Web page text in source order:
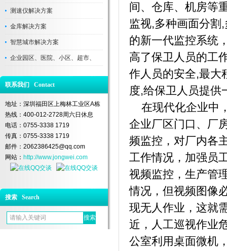
测速仪解决方案
金库解决方案
智慧城市解决方案
企业园区、医院、小区、超市、
联系我们 Contact
地址：深圳福田区上梅林工业区A栋
热线：400-012-2728周六日休息
电话：0755-3338 1719
传真：0755-3338 1719
邮件：2062386425@qq.com
网站： http://www.jongwei.com
搜索 Search
间、仓库、机房等
监视,多种画面分割
的新一代监控系统
高了保卫人员的工
作人员的安全,最大
度,给保卫人员提供
在现代化企业中
企业厂区门口、厂
频监控，对厂内各
工作情况，加强员
视频监控，生产管
情况，但视频图像
现无人作业，这就
近，人工巡视作业
公室利用桌面微机